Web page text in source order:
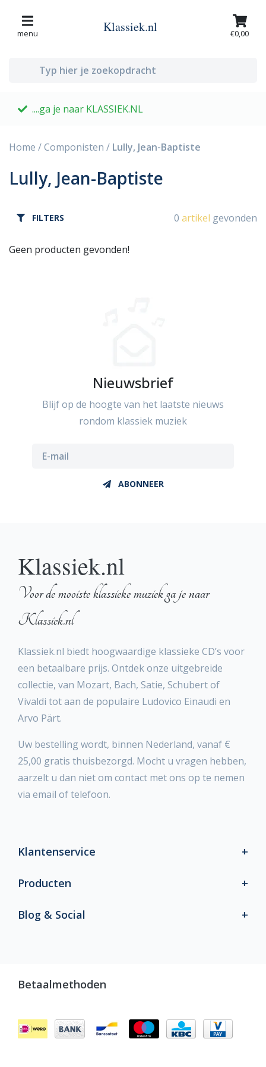
menu Klassiek.nl €0,00
....ga je naar KLASSIEK.NL
Home /Componisten / Lully, Jean-Baptiste
Lully, Jean-Baptiste
FILTERS 0 artikel gevonden
Geen producten gevonden!
Nieuwsbrief
Blijf op de hoogte van het laatste nieuws
rondom klassiek muziek
ABONNEER
Klassiek.nl
Voor de mooiste klassieke muziek ga je naar
Klassiek.nl
Klassiek.nl biedt hoogwaardige klassieke CD’s voor
een betaalbare prijs. Ontdek onze uitgebreide
collectie, van Mozart, Bach, Satie, Schubert of
Vivaldi tot aan de populaire Ludovico Einaudi en
Arvo Pärt.
Uw bestelling wordt, binnen Nederland, vanaf €
25,00 gratis thuisbezorgd. Mocht u vragen hebben,
aarzelt u dan niet om contact met ons op te nemen
via email of telefoon.
Klantenservice
Producten
Blog & Social
Betaalmethoden